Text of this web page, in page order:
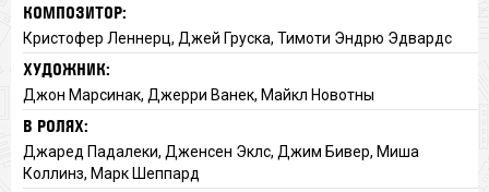
КОМПОЗИТОР:
Кристофер Леннерц, Джей Груска, Тимоти Эндрю Эдвардс
ХУДОЖНИК:
Джон Марсинак, Джерри Ванек, Майкл Новотны
В РОЛЯХ:
Джаред Падалеки, Дженсен Эклс, Джим Бивер, Миша
Коллинз, Марк Шеппард